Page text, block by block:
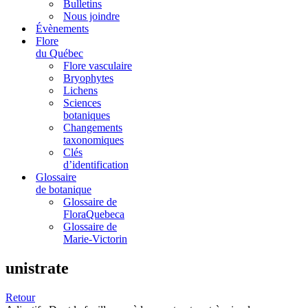
Bulletins
Nous joindre
Évènements
Flore
du Québec
Flore vasculaire
Bryophytes
Lichens
Sciences
botaniques
Changements
taxonomiques
Clés
d’identification
Glossaire
de botanique
Glossaire de
FloraQuebeca
Glossaire de
Marie-Victorin
unistrate
Retour